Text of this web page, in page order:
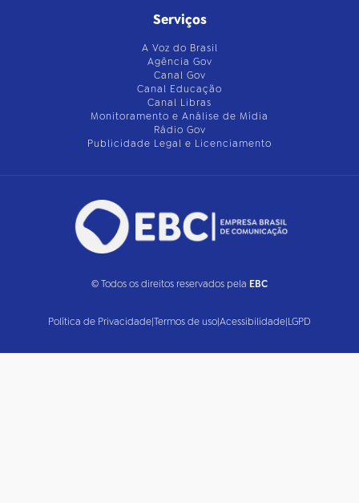
Serviços
A Voz do Brasil
Agência Gov
Canal Gov
Canal Educação
Canal Libras
Monitoramento e Análise de Mídia
Rádio Gov
Publicidade Legal e Licenciamento
© Todos os direitos reservados pela EBC
Política de Privacidade|Termos de uso|Acessibilidade|LGPD